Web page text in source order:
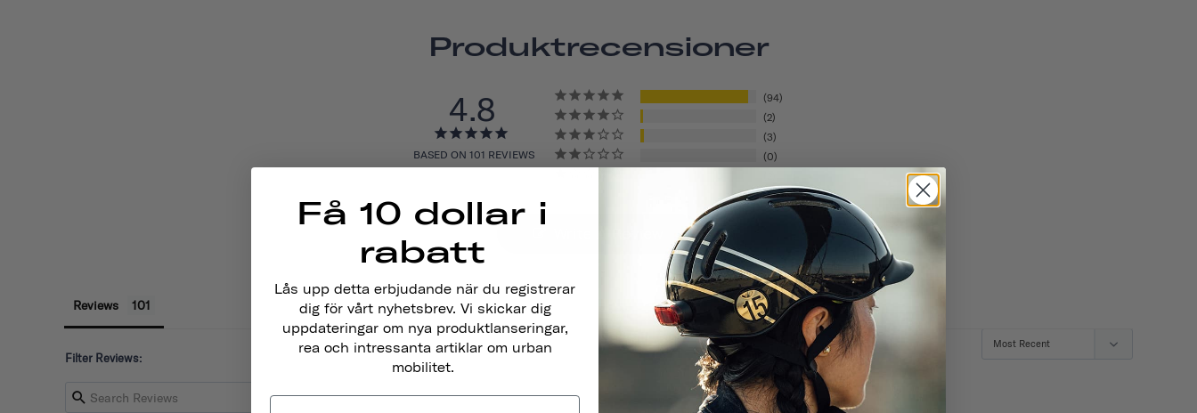
Produktrecensioner
4.8
BASED ON 101 REVIEWS
94
2
3
0
Reviews
Filter Reviews:
Få 10 dollar i
rabatt
Lås upp detta erbjudande när du registrerar
dig för vårt nyhetsbrev. Vi skickar dig
uppdateringar om nya produktlanseringar,
rea och intressanta artiklar om urban
mobilitet.